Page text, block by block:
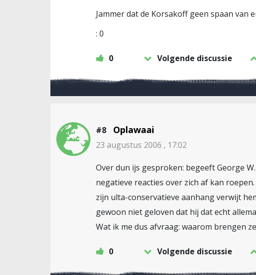
Jammer dat de Korsakoff geen spaan van
: 0
0 Volgende discussie
#8 Oplawaai
23 augustus 2006 , 17:02
Over dun ijs gesproken: begeeft George
negatieve reacties over zich af kan
zijn ulta-conservatieve aanhang verwijt
gewoon niet geloven dat hij dat echt
Wat ik me dus afvraag: waarom brengen
0 Volgende discussie